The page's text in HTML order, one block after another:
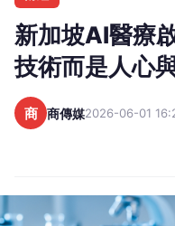
新加坡AI醫療
技術而是人心
商 商傳媒2026-06-01